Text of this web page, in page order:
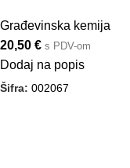
Građevinska kemija
20,50 € s PDV-om
Dodaj na popis
Šifra: 002067